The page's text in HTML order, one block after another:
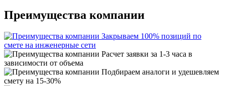
Преимущества компании
Закрываем 100% позиций по
смете на инженерные сети
Расчет заявки за 1-3 часа в
зависимости от объема
Подбираем аналоги и удешевляем
смету на 15-30%